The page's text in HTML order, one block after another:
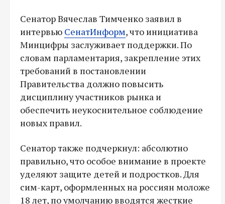
Сенатор Вячеслав Тимченко заявил в
интервью СенатИнформ, что инициатива
Минцифры заслуживает поддержки. По
словам парламентария, закрепление этих
требований в постановлении
Правительства должно повысить
дисциплину участников рынка и
обеспечить неукоснительное соблюдение
новых правил.
Сенатор также подчеркнул: абсолютно
правильно, что особое внимание в проекте
уделяют защите детей и подростков. Для
сим-карт, оформленных на россиян моложе
18 лет, по умолчанию вводятся жесткие